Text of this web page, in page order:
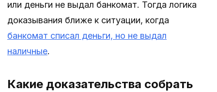
или деньги не выдал банкомат. Тогда логика
доказывания ближе к ситуации, когда
банкомат списал деньги, но не выдал
наличные.
Какие доказательства собрать